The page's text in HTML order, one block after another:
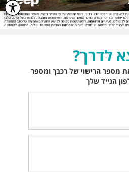
לדרך?
את מספר הרישוי של רכבך ומספר
הנייד שלך